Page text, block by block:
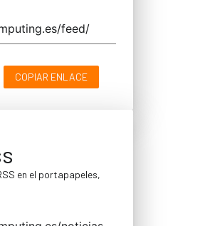
COPIAR ENLACE
en el portapapeles,